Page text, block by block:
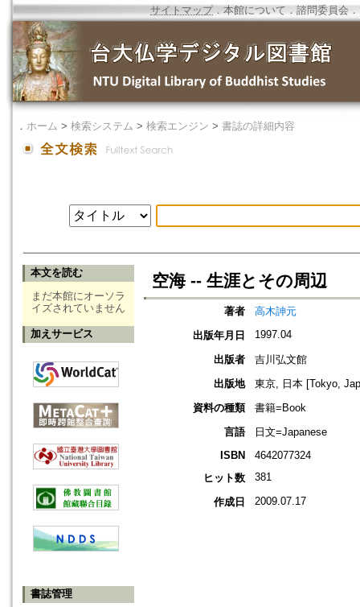
サイトマップ．本館について ． 諮問委員会 ．
． ホーム > 検索システム > 検索エンジン > 書誌の詳細内容
本文を読む
まだ本館にオーソラ
イズされていません
加えサービス
書誌管理
空海 -- 生涯とその周辺
著者
高木訷元
出版年月日
1997.04
出版者
吉川弘文館
出版地
東京, 日本 [Tokyo,
資料の種類
書籍=Book
言語
日文=Japanese
ISBN
4642077324
ヒット数
381
作成日 2009.07.17